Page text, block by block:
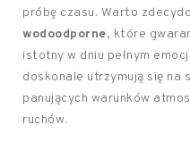
próbę czasu. Warto
wodoodporne, które
istotny w dniu pełnym
doskonale utrzymują się na
panujących warunków
ruchów.